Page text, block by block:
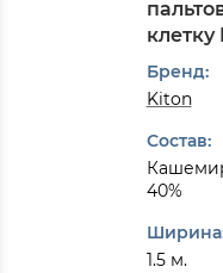
клетку
Бренд:
Kiton
Состав:
40%
1.5 м.